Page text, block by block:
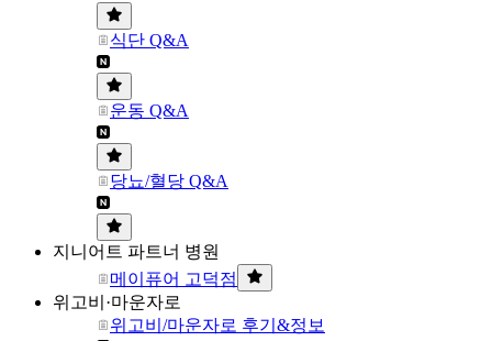
식단 Q&A
운동 Q&A
당뇨/혈당 Q&A
지니어트 파트너 병원
메이퓨어 고덕점
위고비·마운자로
위고비/마운자로 후기&정보